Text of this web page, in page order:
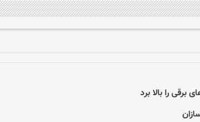
برقی را بالا برد